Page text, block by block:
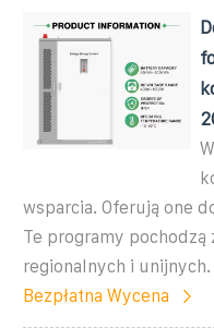
wsparcia. Oferują one
Te programy pochodzą
regionalnych i unijnych.
Bezpłatna Wycena